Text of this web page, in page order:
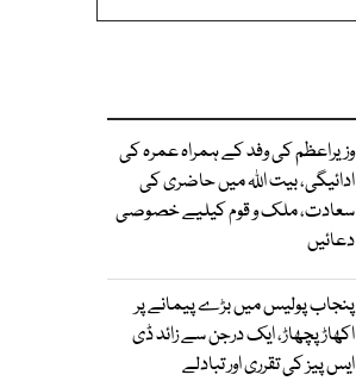
وزیراعظم کی وفد کے ہمراہ عمرہ کی
ادائیگی، بیت اللہ میں حاضری کی
سعادت، ملک و قوم کیلیے خصوصی
دعائیں
پنجاب پولیس میں بڑے پیمانے پر
اکھاڑ پچھاڑ، ایک درجن سے زائد ڈی
ایس پیز کی تقرری اور تبادلے